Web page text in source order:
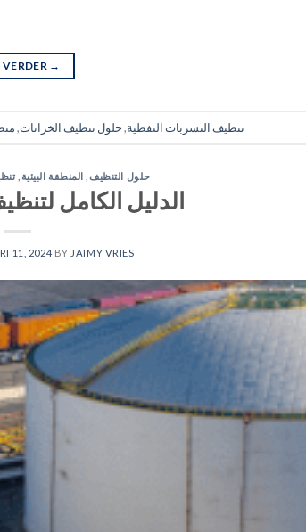
VERDER →
تنظيف التسربات النفطية,حلول تنظيف الخزانات,
حلول التنظيف, المنطقة البيئية
الدليل الكامل
11, 2024 BY JAIMY VRIES